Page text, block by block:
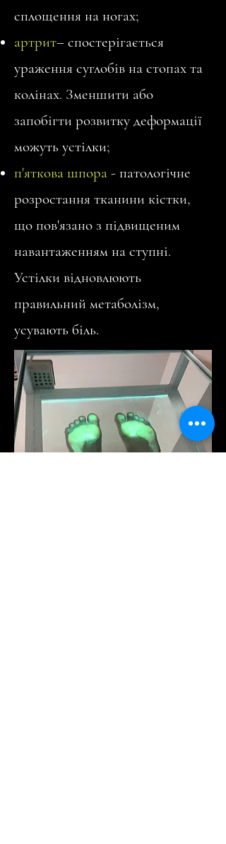
сплощення на ногах;
артрит– спостерігається
ураження суглобів на стопах та
колінах. Зменшити або
запобігти розвитку деформації
можуть устілки;
п'яткова шпора - патологічне
розростання тканини кістки,
що пов'язано з підвищеним
навантаженням на ступні.
Устілки відновлюють
правильний метаболізм,
усувають біль.